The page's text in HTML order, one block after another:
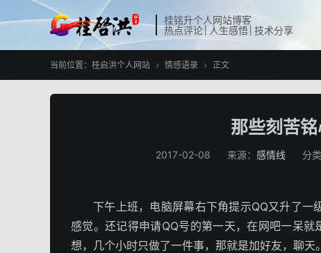
桂铭升个人网站博客
热点评论│人生感悟│技术分享
当前位置： 桂启洪个人网站  情感语录  正文
那些刻苦
2017-02-08 来源： 感情线 分类
下午上班，电脑屏幕右下角提示QQ又升了
感觉。还记得申请QQ号的第一天，在网吧一呆
想，几个小时只做了一件事，那就是加好友，聊天。